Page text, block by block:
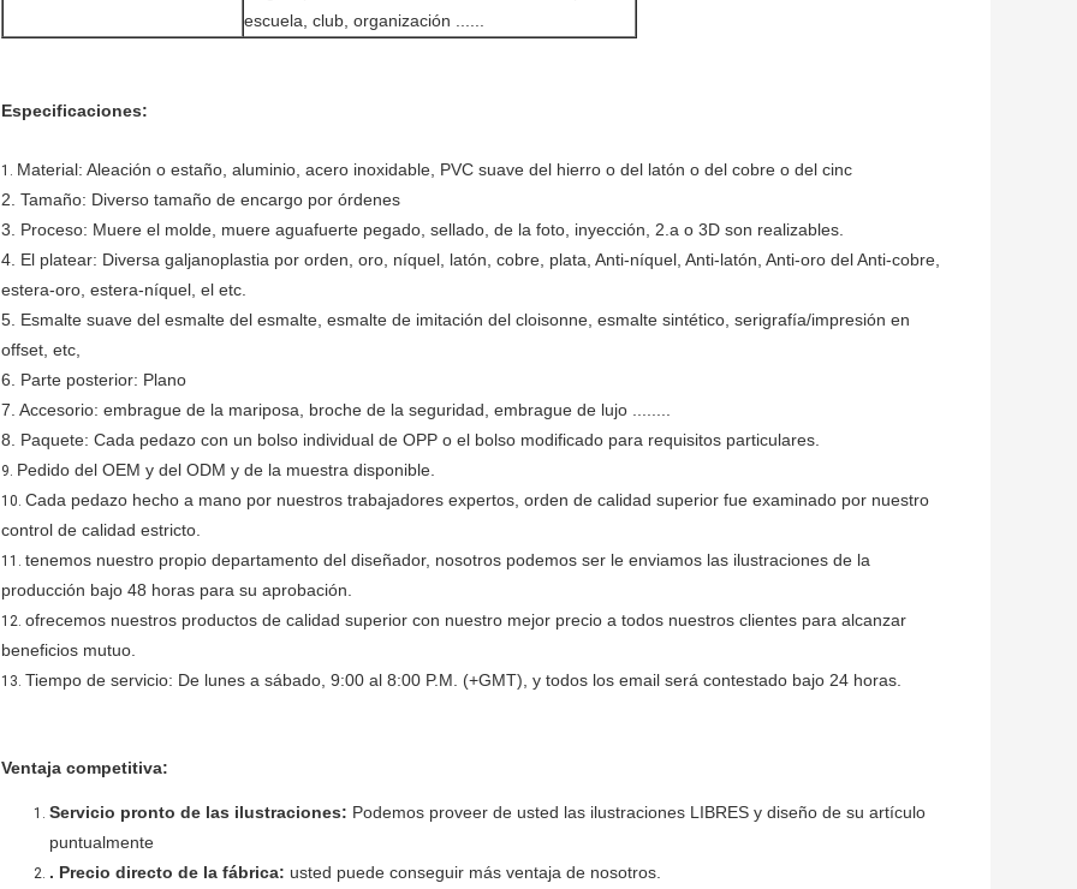
escuela, club, organización ......
Especificaciones:
1. Material: Aleación o estaño, aluminio, acero inoxidable, PVC suave del hierro o del latón o del cobre o del cinc
2. Tamaño: Diverso tamaño de encargo por órdenes
3. Proceso: Muere el molde, muere aguafuerte pegado, sellado, de la foto, inyección, 2.a o 3D son realizables.
4. El platear: Diversa galjanoplastia por orden, oro, níquel, latón, cobre, plata, Anti-níquel, Anti-latón, Anti-oro del Anti-cobre,
estera-oro, estera-níquel, el etc.
5. Esmalte suave del esmalte del esmalte, esmalte de imitación del cloisonne, esmalte sintético, serigrafía/impresión en
offset, etc,
6. Parte posterior: Plano
7. Accesorio: embrague de la mariposa, broche de la seguridad, embrague de lujo ........
8. Paquete: Cada pedazo con un bolso individual de OPP o el bolso modificado para requisitos particulares.
9. Pedido del OEM y del ODM y de la muestra disponible.
10. Cada pedazo hecho a mano por nuestros trabajadores expertos, orden de calidad superior fue examinado por nuestro
control de calidad estricto.
11. tenemos nuestro propio departamento del diseñador, nosotros podemos ser le enviamos las ilustraciones de la
producción bajo 48 horas para su aprobación.
12. ofrecemos nuestros productos de calidad superior con nuestro mejor precio a todos nuestros clientes para alcanzar
beneficios mutuo.
13. Tiempo de servicio: De lunes a sábado, 9:00 al 8:00 P.M. (+GMT), y todos los email será contestado bajo 24 horas.
Ventaja competitiva:
Servicio pronto de las ilustraciones: Podemos proveer de usted las ilustraciones LIBRES y diseño de su artículo
puntualmente
. Precio directo de la fábrica: usted puede conseguir más ventaja de nosotros.